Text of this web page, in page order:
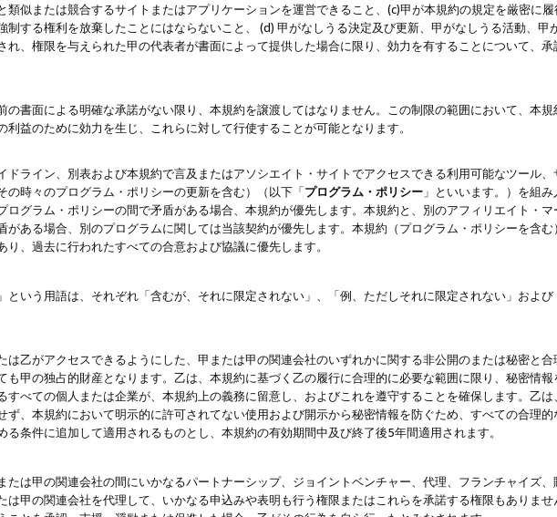
似または競合するサイトまたはアプリケーションを運営できること、(c)甲が本規約の規定を厳密に
する権利を放棄したことにはならないこと、 (d) 甲がなしうる決定及び更新、甲がなしうる活動、甲
、権限を与えられた甲の代表者が書面によって提供した場合に限り、効力を有することについて、承
書面による明確な承諾がない限り、本規約を譲渡してはなりません。この制限の範囲において、本規
益のために効力を生じ、これらに対して行使することが可能となります。
ライン、別表および本規約で言及またはアソシエイト・サイトでアクセスできる利用可能なツール、
時々のプログラム・ポリシーの更新を含む）（以下「プログラム・ポリシー 」といいます。）を組
ログラム・ポリシーの間で矛盾がある場合、本規約が優先します。本規約と、別のアフィリエイト・
ある場合、別のプログラムに関しては当該契約が優先します。本規約（プログラム・ポリシーを含む
、過去に行われたすべての合意および協議に優先します。
いう用語は、それぞれ「含むが、それに限定されない」、「例、ただしそれに限定されない」および
乙がアクセスできるようにした、甲または甲の関連会社のいずれかに関する非公開のまたは秘密と合
も甲の独占的財産となります。乙は、本規約に基づく乙の履行に合理的に必要な範囲に限り、秘密情報
すべての個人または企業が、本規約上の義務に留意し、およびこれを遵守することを確保します。乙
、本規約において明示的に許可されてない使用および開示から秘密情報を防ぐため、すべての合理的
条件に追加して適用されるものとし、本規約の有効期間中及び終了後5年間適用されます。
は甲の関連会社の間にいかなるパートナーシップ、ジョイントベンチャー、代理、フランチャイズ、
甲の関連会社を代理して、いかなる申込みや表明も行う権限またはこれらを承諾する権限もありませ